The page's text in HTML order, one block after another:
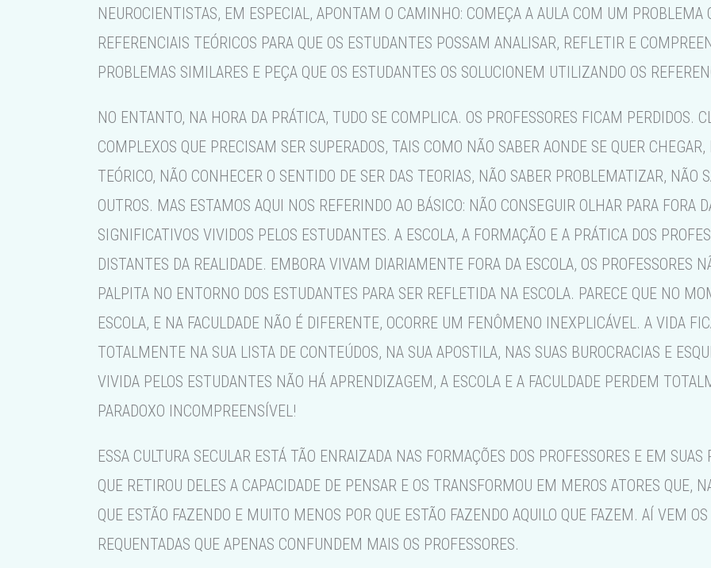
NEUROCIENTISTAS, EM ESPECIAL, APONTAM O CAMINHO: COMEÇA A AULA COM UM PROBLEMA
REFERENCIAIS TEÓRICOS PARA QUE OS ESTUDANTES POSSAM ANALISAR, REFLETIR E
PROBLEMAS SIMILARES E PEÇA QUE OS ESTUDANTES OS SOLUCIONEM UTILIZANDO OS
NO ENTANTO, NA HORA DA PRÁTICA, TUDO SE COMPLICA. OS PROFESSORES FICAM PERDIDOS.
COMPLEXOS QUE PRECISAM SER SUPERADOS, TAIS COMO NÃO SABER AONDE SE QUER
TEÓRICO, NÃO CONHECER O SENTIDO DE SER DAS TEORIAS, NÃO SABER PROBLEMATIZAR, NÃO
OUTROS. MAS ESTAMOS AQUI NOS REFERINDO AO BÁSICO: NÃO CONSEGUIR OLHAR PARA FORA
SIGNIFICATIVOS VIVIDOS PELOS ESTUDANTES. A ESCOLA, A FORMAÇÃO E A PRÁTICA DOS
DISTANTES DA REALIDADE. EMBORA VIVAM DIARIAMENTE FORA DA ESCOLA, OS PROFESSORES
PALPITA NO ENTORNO DOS ESTUDANTES PARA SER REFLETIDA NA ESCOLA. PARECE QUE NO
ESCOLA, E NA FACULDADE NÃO É DIFERENTE, OCORRE UM FENÔMENO INEXPLICÁVEL. A VIDA
TOTALMENTE NA SUA LISTA DE CONTEÚDOS, NA SUA APOSTILA, NAS SUAS BUROCRACIAS E
VIVIDA PELOS ESTUDANTES NÃO HÁ APRENDIZAGEM, A ESCOLA E A FACULDADE PERDEM
PARADOXO INCOMPREENSÍVEL!
ESSA CULTURA SECULAR ESTÁ TÃO ENRAIZADA NAS FORMAÇÕES DOS PROFESSORES E EM
QUE RETIROU DELES A CAPACIDADE DE PENSAR E OS TRANSFORMOU EM MEROS ATORES QUE,
QUE ESTÃO FAZENDO E MUITO MENOS POR QUE ESTÃO FAZENDO AQUILO QUE FAZEM. AÍ VEM
REQUENTADAS QUE APENAS CONFUNDEM MAIS OS PROFESSORES.